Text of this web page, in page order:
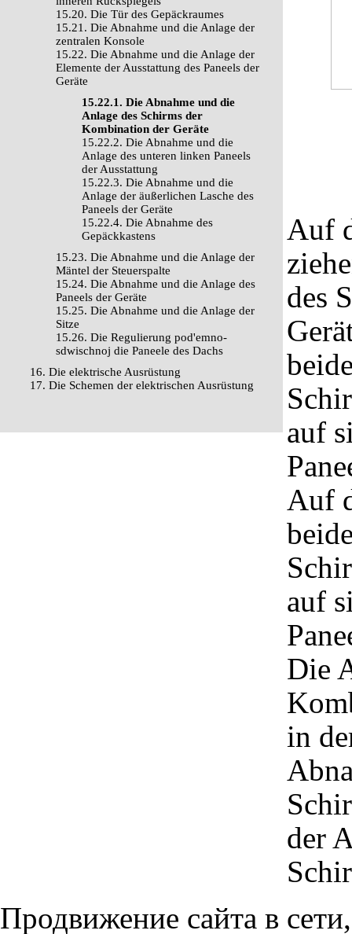
15.20. Die Tür des Gepäckraumes
15.21. Die Abnahme und die Anlage der
zentralen Konsole
15.22. Die Abnahme und die Anlage der
Elemente der Ausstattung des Paneels der
Geräte
15.22.1. Die Abnahme und die
Anlage des Schirms der
Kombination der Geräte
15.22.2. Die Abnahme und die
Anlage des unteren linken Paneels
der Ausstattung
15.22.3. Die Abnahme und die
Anlage der äußerlichen Lasche des
Paneels der Geräte
15.22.4. Die Abnahme des
Gepäckkastens
15.23. Die Abnahme und die Anlage der
Mäntel der Steuerspalte
15.24. Die Abnahme und die Anlage des
Paneels der Geräte
15.25. Die Abnahme und die Anlage der
Sitze
15.26. Die Regulierung pod'emno-
sdwischnoj die Paneele des Dachs
16. Die elektrische Ausrüstung
17. Die Schemen der elektrischen Ausrüstung
Auf
des
auf
Auf
auf
Die
in
der
Продвижение сайта в